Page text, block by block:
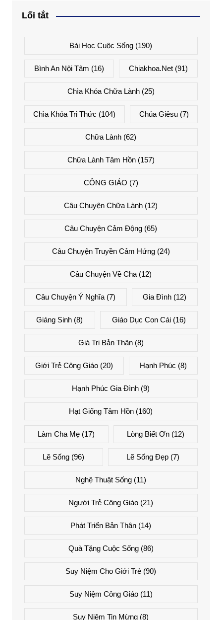
Lối tắt
Bài Học Cuộc Sống (190)
Bình An Nội Tâm (16) Chiakhoa.net (91)
Chìa Khóa Chữa Lành(25)
Chìa Khóa Tri Thức (104) Chúa Giêsu(7)
Chữa Lành (62)
Chữa Lành Tâm Hồn(157)
CÔNG GIÁO (7)
Câu Chuyện Chữa Lành (12)
Câu Chuyện Cảm Động (65)
Câu Chuyện Truyền Cảm Hứng(24)
Câu Chuyện Về Cha (12)
Câu Chuyện Ý Nghĩa(7) Gia Đình (12)
Giáng Sinh (8) Giáo Dục Con Cái(16)
Giá Trị Bản Thân(8)
Giới Trẻ Công Giáo(20) Hạnh Phúc (8)
Hạnh Phúc Gia Đình (9)
Hạt Giống Tâm Hồn (160)
Làm Cha Mẹ (17) Lòng Biết Ơn(12)
Lẽ Sống (96) Lẽ Sống Đẹp(7)
Nghệ Thuật Sống (11)
Người Trẻ Công Giáo (21)
Phát Triển Bản Thân (14)
Quà Tặng Cuộc Sống(86)
Suy Niệm Cho Giới Trẻ (90)
Suy Niệm Công Giáo(11)
Suy Niệm Tin Mừng (8)